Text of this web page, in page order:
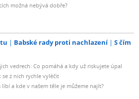
možná nebývá dobře?
Babské rady proti nachlazení
S čím
vedrech: Co pomáhá a kdy už riskujete úpal
se z nich rychle vyléčit
líbí a kde v našem těle je můžeme najít?